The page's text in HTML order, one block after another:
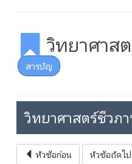
วิทยาศาส
สารบัญ
วิทยาศาสตร์ชีวภ
หัวข้อก่อน หัวข้อถัดไป